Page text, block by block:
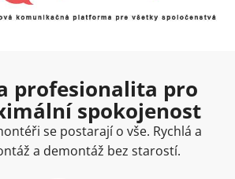
profesionalita pro
spokojenost
se postarají o vše. Rychlá a
a demontáž bez starostí.